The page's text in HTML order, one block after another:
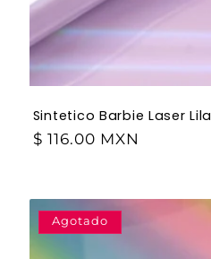
Sintetico Barbie Laser Lila
$ 116.00 MXN
Agotado